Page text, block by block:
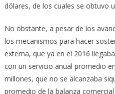
dólares, de los cuales se obtuvo
No obstante, a pesar de los
los mecanismos para hacer
externa, que ya en el 2016
con un servicio anual promedio
millones, que no se alcanzaba
promedio de la balanza